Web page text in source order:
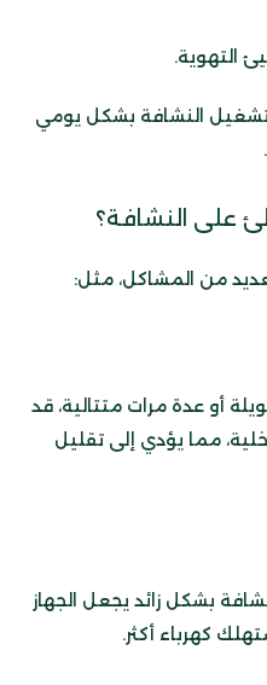
التهوية.
تشغيل النشافة بشكل يومي
على النشافة؟
من المشاكل، مثل:
أو عدة مرات متتالية، قد
مما يؤدي إلى تقليل
بشكل زائد يجعل الجهاز
كهرباء أكثر.